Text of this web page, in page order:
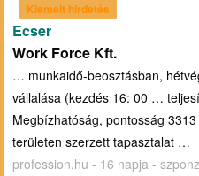
Kiemelt hirdetés
Ecser
Work Force Kft.
… munkaidő-beosztásban,
vállalása (kezdés 16: 00 …
Megbízhatóság, pontosság 3313
területen szerzett tapasztalat …
profession.hu - 16 napja -